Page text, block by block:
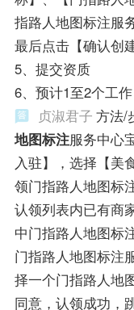
指路人地图标注服
最后点击【确认创
5、提交资质
6、预计1至2个工
贞淑君子 方法/
地图标注服务中心
入驻】，选择【美
领门指路人地图标
认领列表内已有商
中门指路人地图标
门指路人地图标注
择一个门指路人地
同意，认领成功，